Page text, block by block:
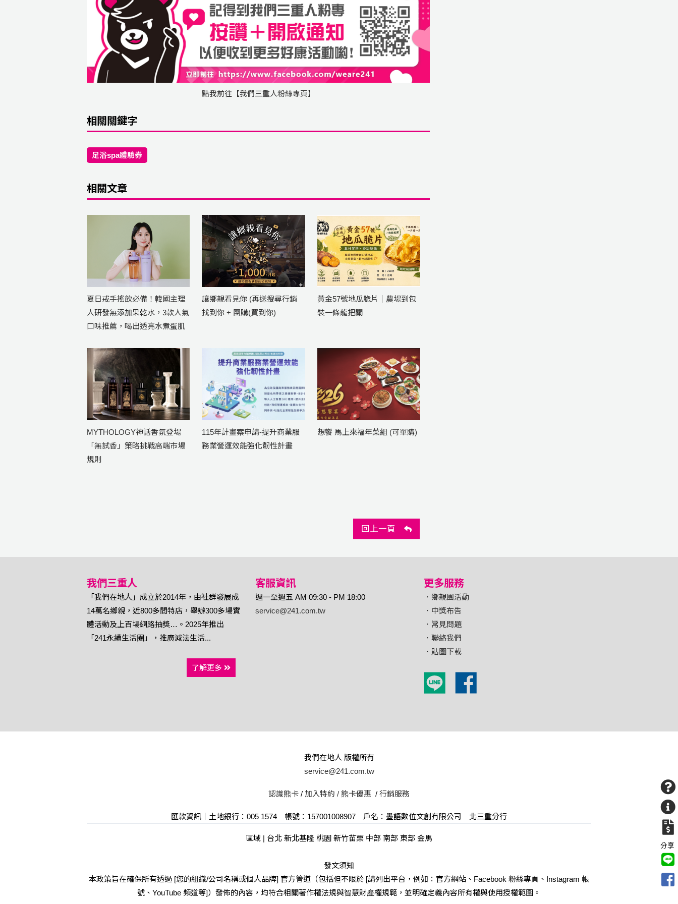
點我前往【我們三重人粉絲專頁】
相關關鍵字
足浴spa體驗券
相關文章
夏日戒手搖飲必備！韓國主理
人研發無添加果乾水，3款人氣
口味推薦，喝出透亮水煮蛋肌
讓鄉親看見你 (再送搜尋行銷
找到你 + 團購(買到你)
黃金57號地瓜脆片｜農場到包
裝一條龍把關
MYTHOLOGY神話香氛登場
「無試香」策略挑戰高端市場
規則
115年計畫案申請-提升商業服
務業營運效能強化韌性計畫
想饗 馬上來福年菜組 (可單購)
回上一頁
我們三重人
「我們在地人」成立於2014年，由社群發展成
14萬名鄉親，近800多間特店，舉辦300多場實
體活動及上百場網路抽獎…。2025年推出
「241永續生活圈」，推廣減法生活...
了解更多
客服資訊
週一至週五 AM 09:30 - PM 18:00
service@241.com.tw
更多服務
．鄉親團活動
．中獎布告
．常見問題
．聯絡我們
．貼圖下載
我們在地人 版權所有
service@241.com.tw
認識熊卡 / 加入特約 / 熊卡優惠 / 行銷服務
匯款資訊｜土地銀行：005 1574 帳號：157001008907 戶名：墨語數位文創有限公司 北三重分行
區域 | 台北 新北基隆 桃園 新竹苗栗 中部 南部 東部 金馬
發文須知
本政策旨在確保所有透過 [您的組織/公司名稱或個人品牌] 官方管道（包括但不限於 [請列出平台，例如：官方網站、Facebook 粉絲專頁、Instagram 帳
號、YouTube 頻道等]）發佈的內容，均符合相關著作權法規與智慧財產權規範，並明確定義內容所有權與使用授權範圍。
分享